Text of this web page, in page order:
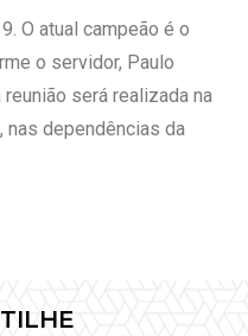
O atual campeão é o
o servidor, Paulo
será realizada na
nas dependências da